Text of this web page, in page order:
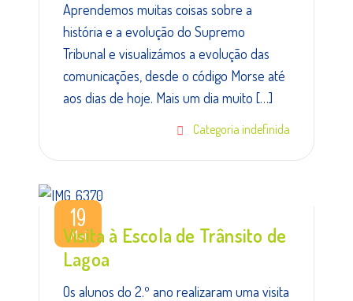
Aprendemos muitas coisas sobre a
história e a evolução do Supremo
Tribunal e visualizámos a evolução das
comunicações, desde o código Morse até
aos dias de hoje. Mais um dia muito […]
Categoria indefinida
19
Mai
Visita à Escola de Trânsito de
Lagoa
Os alunos do 2.º ano realizaram uma visita